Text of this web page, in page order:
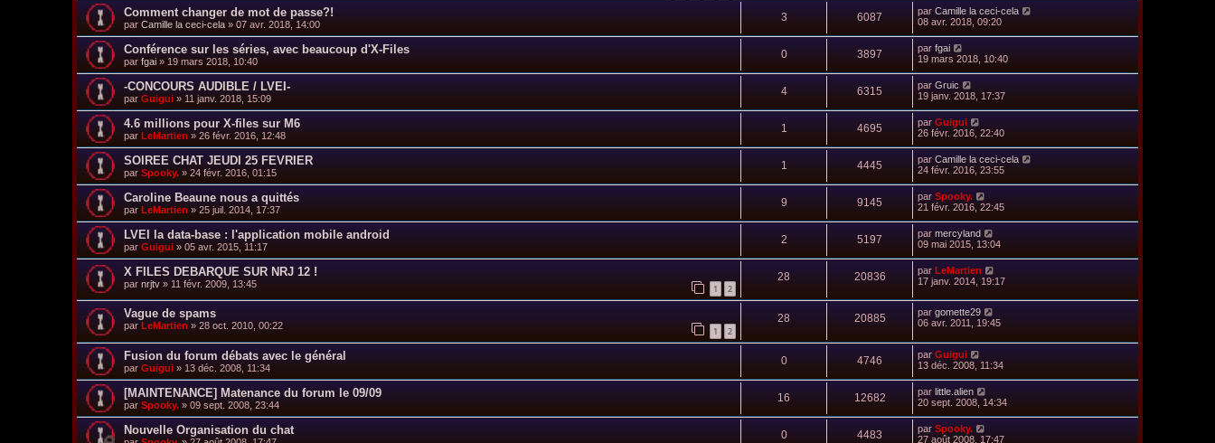
Comment changer de mot de passe?!
par Camille la ceci-cela » 07 avr. 2018, 14:00
3 6087 par Camille la ceci-cela
08 avr. 2018, 09:20
Conférence sur les séries, avec beaucoup d'X-Files
par fgai » 19 mars 2018, 10:40
0 3897 par fgai
19 mars 2018, 10:40
-CONCOURS AUDIBLE / LVEI-
par Guigui » 11 janv. 2018, 15:09
4 6315 par Gruic
19 janv. 2018, 17:37
4.6 millions pour X-files sur M6
par LeMartien » 26 févr. 2016, 12:48
1 4695 par Guigui
26 févr. 2016, 22:40
SOIREE CHAT JEUDI 25 FEVRIER
par Spooky. » 24 févr. 2016, 01:15
1 4445 par Camille la ceci-cela
24 févr. 2016, 23:55
Caroline Beaune nous a quittés
par LeMartien » 25 juil. 2014, 17:37
9 9145 par Spooky.
21 févr. 2016, 22:45
LVEI la data-base : l'application mobile android
par Guigui » 05 avr. 2015, 11:17
2 5197 par mercyland
09 mai 2015, 13:04
X FILES DEBARQUE SUR NRJ 12 !
par nrjtv » 11 févr. 2009, 13:45 1 2
28 20836 par LeMartien
17 janv. 2014, 19:17
Vague de spams
par LeMartien » 28 oct. 2010, 00:22 1 2
28 20885 par gomette29
06 avr. 2011, 19:45
Fusion du forum débats avec le général
par Guigui » 13 déc. 2008, 11:34
0 4746 par Guigui
13 déc. 2008, 11:34
[MAINTENANCE] Matenance du forum le 09/09
par Spooky. » 09 sept. 2008, 23:44
16 12682 par little.alien
20 sept. 2008, 14:34
Nouvelle Organisation du chat 0 4483 par Spooky.
27 août 2008, 17:47